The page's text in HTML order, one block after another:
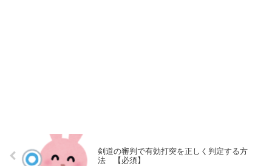
剣道の審判で有効打突を正しく判定する方
法 【必須】